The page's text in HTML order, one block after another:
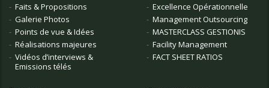
Faits & Propositions
Galerie Photos
Points de vue & Idées
Réalisations majeures
Vidéos d’interviews &
Emissions télés
Excellence Opérationnelle
Management Outsourcing
MASTERCLASS GESTIONIS
Facility Management
FACT SHEET RATIOS